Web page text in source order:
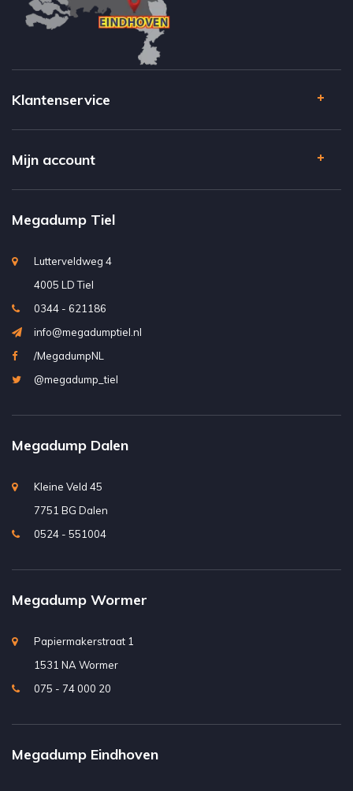
Klantenservice
Mijn account
Megadump Tiel
Lutterveldweg 4
4005 LD Tiel
0344 - 621186
info@megadumptiel.nl
/MegadumpNL
@megadump_tiel
Megadump Dalen
Kleine Veld 45
7751 BG Dalen
0524 - 551004
Megadump Wormer
Papiermakerstraat 1
1531 NA Wormer
075 - 74 000 20
Megadump Eindhoven